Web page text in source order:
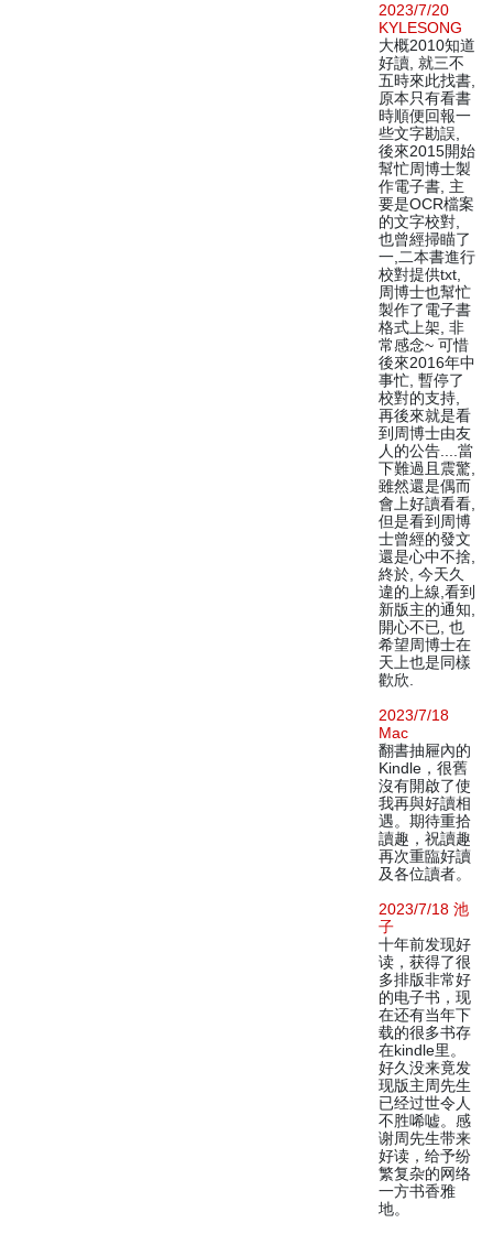
2023/7/20
KYLESONG
大概2010知道
好讀, 就三不
五時來此找書,
原本只有看書
時順便回報一
些文字勘誤,
後來2015開始
幫忙周博士製
作電子書, 主
要是OCR檔案
的文字校對,
也曾經掃瞄了
一,二本書進行
校對提供txt,
周博士也幫忙
製作了電子書
格式上架, 非
常感念~ 可惜
後來2016年中
事忙, 暫停了
校對的支持,
再後來就是看
到周博士由友
人的公告....當
下難過且震驚,
雖然還是偶而
會上好讀看看,
但是看到周博
士曾經的發文
還是心中不捨,
終於, 今天久
違的上線,看到
新版主的通知,
開心不已, 也
希望周博士在
天上也是同樣
歡欣.
2023/7/18
Mac
翻書抽屜內的
Kindle，很舊
沒有開啟了使
我再與好讀相
遇。期待重拾
讀趣，祝讀趣
再次重臨好讀
及各位讀者。
2023/7/18 池
子
十年前发现好
读，获得了很
多排版非常好
的电子书，现
在还有当年下
载的很多书存
在kindle里。
好久没来竟发
现版主周先生
已经过世令人
不胜唏嘘。感
谢周先生带来
好读，给予纷
繁复杂的网络
一方书香雅
地。